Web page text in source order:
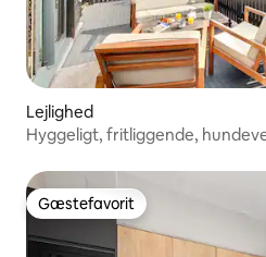
Lejlighed
Hyggeligt, fritliggende,
Gæstefavorit
Gæstefavorit